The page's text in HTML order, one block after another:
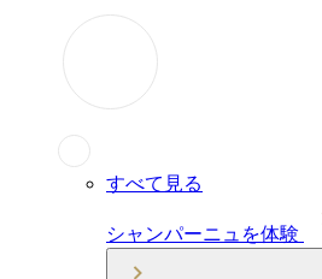
すべて見る
シャンパーニュを体験